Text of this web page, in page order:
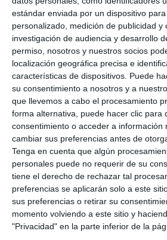
estándar enviada por un dispositivo
personalizado, medición de publicidad y
investigación de audiencia y desarrollo
permiso, nosotros y nuestros socios
localización geográfica precisa e
características de dispositivos. Puede
su consentimiento a nosotros y a
que llevemos a cabo el procesamiento
forma alternativa, puede hacer clic para
consentimiento o acceder a información
cambiar sus preferencias antes de
Tenga en cuenta que algún
personales puede no requerir de su
tiene el derecho de rechazar tal
preferencias se aplicarán solo a este
sus preferencias o retirar su
momento volviendo a este sitio y
"Privacidad" en la parte inferior de la
Santos que por Halloween.
y a recordar a todos los que nos
tan importante el día”.
La violinista Estefanía Sorroche
velada, el párroco Hermán
pasillos y nichos, así como a los
El párroco de Mijas Pueblo
donde recordamos a nuestros
aquí en Mijas celebramos la misa
Santos en el cementerio para
no termina aquí. Estamos
nueva, la vida eterna, y que hay